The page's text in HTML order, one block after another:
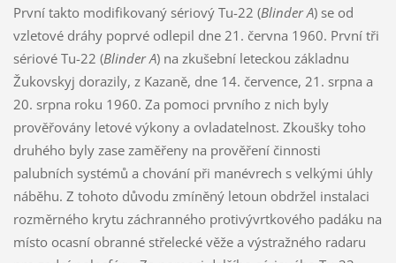
První takto modifikovaný sériový Tu-22 (Blinder A) se od
vzletové dráhy poprvé odlepil dne 21. června 1960. První tři
sériové Tu-22 (Blinder A) na zkušební leteckou základnu
Žukovskyj dorazily, z Kazaně, dne 14. července, 21. srpna a
20. srpna roku 1960. Za pomoci prvního z nich byly
prověřovány letové výkony a ovladatelnost. Zkoušky toho
druhého byly zase zaměřeny na prověření činnosti
palubních systémů a chování při manévrech s velkými úhly
náběhu. Z tohoto důvodu zmíněný letoun obdržel instalaci
rozměrného krytu záchranného protivývrtkového padáku na
místo ocasní obranné střelecké věže a výstražného radaru